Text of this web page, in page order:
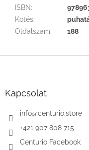
ISBN:
Kötés:
Oldalszám: 188
Kapcsolat
info@centurio.store
+421 907 808 715
Centurio Facebook